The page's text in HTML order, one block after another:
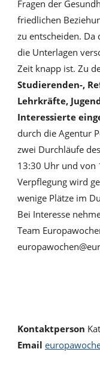
Fragen der
friedlichen
zu entscheiden. Da
die Unterlagen
Zeit knapp ist. Zu
Studierenden-,
Lehrkräfte,
Interessierte
durch die Agentur
zwei Durchläufe
13:30 Uhr und von
Verpflegung wird
wenige Plätze im
Bei Interesse
Team
Kontaktperson
Email